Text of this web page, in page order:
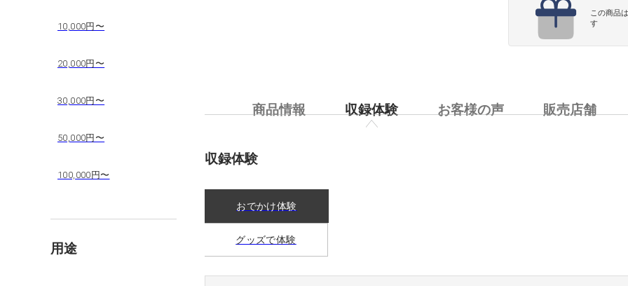
10,000円〜
20,000円〜
30,000円〜
50,000円〜
100,000円〜
用途
この商品は
す
商品情報 収録体験 お客様の声 販売店舗
収録体験
おでかけ体験
グッズで体験